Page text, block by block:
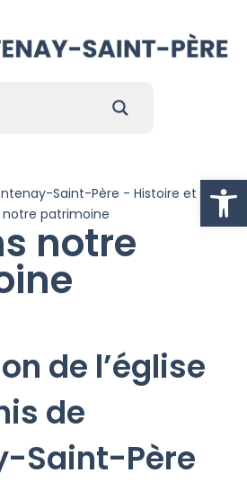
Ouvrir
Saint-Père - Histoire et
notre patrimoine
notre
de l’église
de
Saint-Père